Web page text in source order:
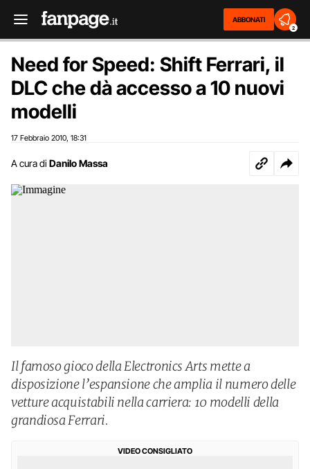
ABBONATI
2
Need for Speed: Shift Ferrari, il
DLC che dà accesso a 10 nuovi
modelli
17 Febbraio 2010 18:31
A cura di Danilo Massa
Il famoso gioco della Electronics Arts mette a
disposizione l’espansione che amplia il numero delle
vetture acquistabili nella carriera: 10 modelli della
grandiosa Ferrari.
VIDEO CONSIGLIATO